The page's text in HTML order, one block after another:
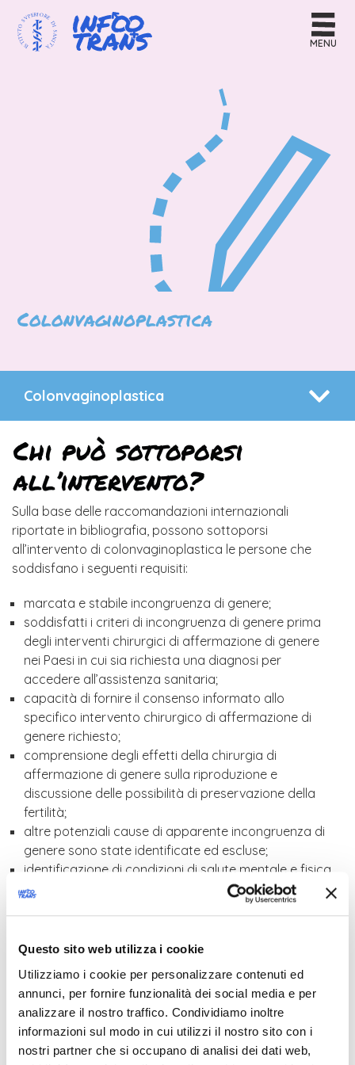
Questo sito web utilizza i cookie
Utilizziamo i cookie per personalizzare contenuti ed
annunci, per fornire funzionalità dei social media e per
analizzare il nostro traffico. Condividiamo inoltre
informazioni sul modo in cui utilizzi il nostro sito con i
nostri partner che si occupano di analisi dei dati web,
MENU
Colonvaginoplastica
Colonvaginoplastica
Chi può sottoporsi
all’intervento?
Sulla base delle raccomandazioni internazionali
riportate in bibliografia, possono sottoporsi
all’intervento di colonvaginoplastica le persone che
soddisfano i seguenti requisiti:
marcata e stabile incongruenza di genere;
soddisfatti i criteri di incongruenza di genere prima
degli interventi chirurgici di affermazione di genere
nei Paesi in cui sia richiesta una diagnosi per
accedere all’assistenza sanitaria;
capacità di fornire il consenso informato allo
specifico intervento chirurgico di affermazione di
genere richiesto;
comprensione degli effetti della chirurgia di
affermazione di genere sulla riproduzione e
discussione delle possibilità di preservazione della
fertilità;
altre potenziali cause di apparente incongruenza di
genere sono state identificate ed escluse;
identificazione di condizioni di salute mentale e fisica
che potrebbero avere un impatto negativo sugli esiti
della chirurgia con discussione dei rischi e benefici;
Ciò può includere almeno sei mesi di terapia
più lungo sé necessario al fine raggiungere il
risultato chirurgico desiderato, tranne nel caso in cui
la terapia ormonale non sia desiderata o qualora ci
fossero controindicazioni alla terapia ormonale
stessa.